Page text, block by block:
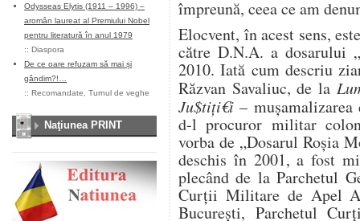
Odysseas Elytis (1911 – 1996) –
aromân laureat al Premiului Nobel
pentru literatură în anul 1979
:: Diaspora
De ce oare refuzam să mai și
gândim?!…
:: Recomandate Turnul de veghe
Naţiunea PRINT
împreună, ceea ce am
Elocvent, în acest sens,
către D.N.A. a dosarului
2010. Iată cum descriu
Răzvan Savaliuc, de la
Ju$tiţi€i –
d-l procuror militar
vorba de „Dosarul Roşia
deschis în 2001, a fost
plecând de la Parchetul
Curţii Militare de Apel
Bucureşti, Parchetul